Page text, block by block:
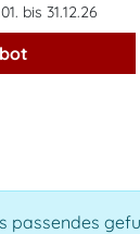
bis 31.12.26
passendes